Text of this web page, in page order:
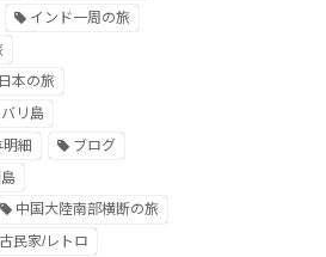
インド一周の旅
本の旅
バリ島
細
ブログ
中国大陸南部横断の旅
古民家/レトロ